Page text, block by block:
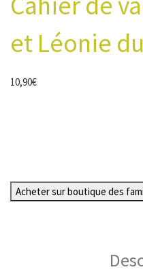
et Léonie
10,90€
Acheter sur boutique des